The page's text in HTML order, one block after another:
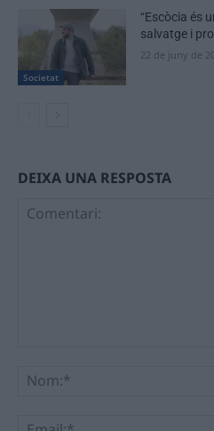
Societat
“Escòcia és
salvatge i
22 de juny de
DEIXA UNA RESPOSTA